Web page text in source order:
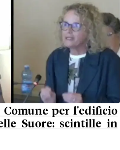
per l'edificio
Suore: scintille in